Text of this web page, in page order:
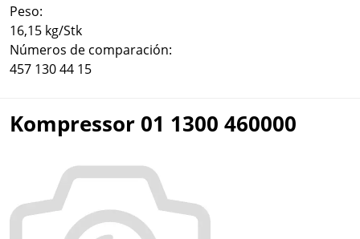
Peso:
16,15 kg/Stk
Números de comparación:
457 130 44 15
Kompressor 01 1300 460000